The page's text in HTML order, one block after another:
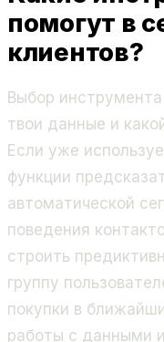
помогут в
клиентов?
Выбор
твои данные и
Если уже
функции
автоматической
поведения
строить
группу
покупки в
работы с данными